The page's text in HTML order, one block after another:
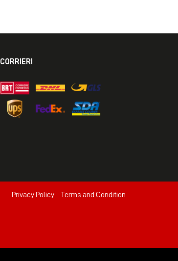
CORRIERI
Privacy Policy Terms and Condition